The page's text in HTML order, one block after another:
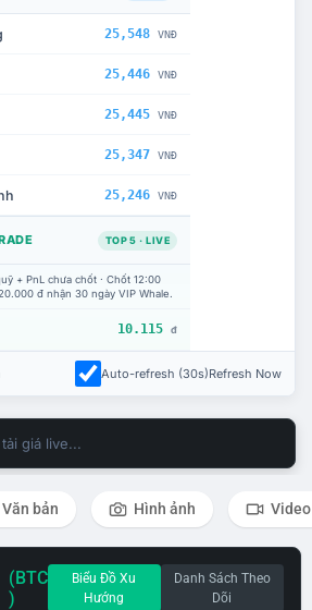
25,548 VNĐ
25,446 VNĐ
25,445 VNĐ
25,347 VNĐ
25,246 VNĐ
TOP 5 · LIVE
+ PnL chưa chốt · Chốt 12:00
đ nhận 30 ngày VIP Whale.
10.115 đ
Auto-refresh (30s)Refresh Now
giá live...
Văn bản Hình ảnh Video
(BTC
)
Biểu Đồ Xu
Hướng
Danh Sách Theo
Dõi